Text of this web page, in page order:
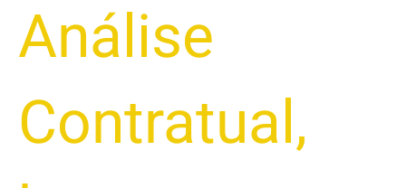
Análise
Contratual ,